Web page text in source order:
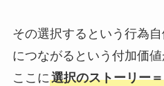
その選択するという行為
につながるという付加価値
ここに選択のストーリー